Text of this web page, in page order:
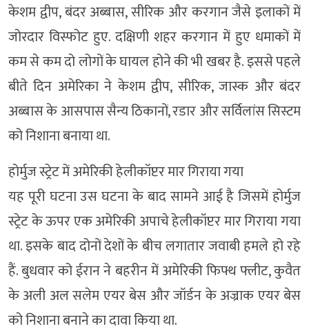
केशम द्वीप, बंदर अब्बास, सीरिक और करगान जैसे इलाकों में
जोरदार विस्फोट हुए. दक्षिणी शहर करगान में हुए धमाकों में
कम से कम दो लोगों के घायल होने की भी खबर है. इससे पहले
बीते दिन अमेरिका ने केशम द्वीप, सीरिक, जास्क और बंदर
अब्बास के आसपास सैन्य ठिकानों, रडार और सर्विलांस सिस्टम
को निशाना बनाया था.
होर्मुज स्ट्रेट में अमेरिकी हेलीकॉप्टर मार गिराया गया
यह पूरी घटना उस घटना के बाद सामने आई है जिसमें होर्मुज
स्ट्रेट के ऊपर एक अमेरिकी अपाचे हेलीकॉप्टर मार गिराया गया
था. इसके बाद दोनों देशों के बीच लगातार जवाबी हमले हो रहे
हैं. बुधवार को ईरान ने बहरीन में अमेरिकी फिफ्थ फ्लीट, कुवैत
के अली अल सलेम एयर बेस और जॉर्डन के अज्राक एयर बेस
को निशाना बनाने का दावा किया था.